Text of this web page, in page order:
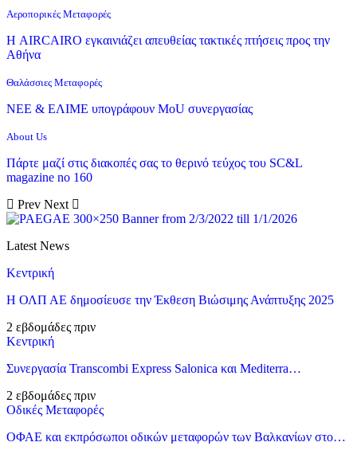
Αεροπορικές Μεταφορές
Η AIRCAIRO εγκαινιάζει απευθείας τακτικές πτήσεις προς την
Αθήνα
Θαλάσσιες Μεταφορές
ΝΕΕ & ΕΛΙΜΕ υπογράφουν MoU συνεργασίας
About Us
Πάρτε μαζί στις διακοπές σας το θερινό τεύχος του SC&L
magazine no 160
Prev Next
Latest News
Κεντρική
Η ΟΛΠ ΑΕ δημοσίευσε την Έκθεση Βιώσιμης Ανάπτυξης 2025
2 εβδομάδες πριν
Κεντρική
Συνεργασία Transcombi Express Salonica και Mediterra…
2 εβδομάδες πριν
Οδικές Μεταφορές
ΟΦΑΕ και εκπρόσωποι οδικών μεταφορών των Βαλκανίων στο…